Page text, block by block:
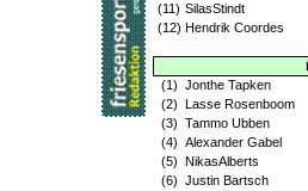
(11) SilasStindt
(12) Hendrik Coordes
(1) Jonthe Tapken
(2) Lasse Rosenboom
(3) Tammo Ubben
(4) Alexander Gabel
(5) NikasAlberts
(6) Justin Bartsch